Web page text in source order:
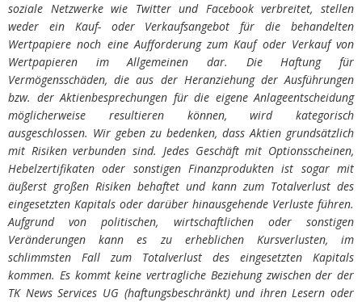
soziale Netzwerke wie Twitter und Facebook verbreitet, stellen
weder ein Kauf- oder Verkaufsangebot für die behandelten
Wertpapiere noch eine Aufforderung zum Kauf oder Verkauf von
Wertpapieren im Allgemeinen dar. Die Haftung für
Vermögensschäden, die aus der Heranziehung der Ausführungen
bzw. der Aktienbesprechungen für die eigene Anlageentscheidung
möglicherweise resultieren können, wird kategorisch
ausgeschlossen. Wir geben zu bedenken, dass Aktien grundsätzlich
mit Risiken verbunden sind. Jedes Geschäft mit Optionsscheinen,
Hebelzertifikaten oder sonstigen Finanzprodukten ist sogar mit
äußerst großen Risiken behaftet und kann zum Totalverlust des
eingesetzten Kapitals oder darüber hinausgehende Verluste führen.
Aufgrund von politischen, wirtschaftlichen oder sonstigen
Veränderungen kann es zu erheblichen Kursverlusten, im
schlimmsten Fall zum Totalverlust des eingesetzten Kapitals
kommen. Es kommt keine vertragliche Beziehung zwischen der der
TK News Services UG (haftungsbeschränkt) und ihren Lesern oder